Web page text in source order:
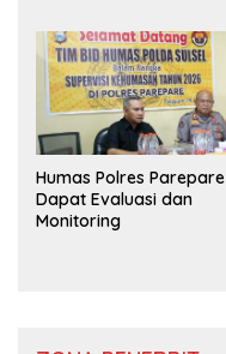
Humas Polres Parepare
Dapat Evaluasi dan
Monitoring